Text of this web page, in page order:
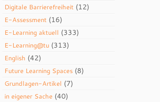
Digitale Barrierefreiheit (12)
E-Assessment (16)
E-Learning aktuell (333)
E-Learning@tu (313)
English (42)
Future Learning Spaces (8)
Grundlagen-Artikel (7)
in eigener Sache (40)